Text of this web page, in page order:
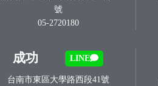
號
05-2720180
成功 LINE
台南市東區大學路西段41號